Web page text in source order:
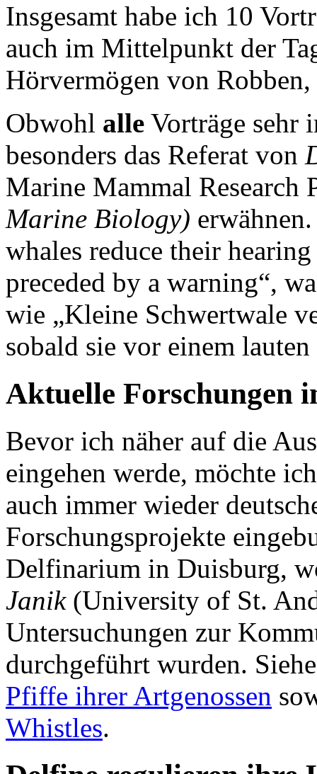
Insgesamt habe ich 10
auch im Mittelpunkt der
Hörvermögen von
Obwohl alle Vorträge sehr
besonders das Referat von
Marine Mammal Research
Marine Biology)
whales reduce their
preceded by a warning“,
wie „Kleine Schwertwale
sobald sie vor einem
Aktuelle Forschungen
Bevor ich näher auf die
eingehen werde, möchte
auch immer wieder
Forschungsprojekte
Delfinarium in Duisburg,
Janik(University of St.
Untersuchungen zur
durchgeführt wurden.
Pfiffe ihrer Artgenossen
Whistles.